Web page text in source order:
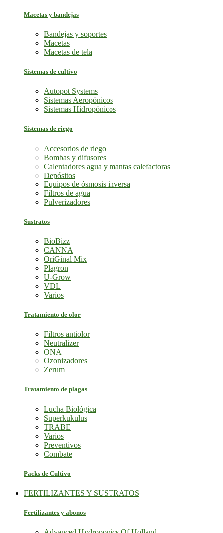
Macetas y bandejas
Bandejas y soportes
Macetas
Macetas de tela
Sistemas de cultivo
Autopot Systems
Sistemas Aeropónicos
Sistemas Hidropónicos
Sistemas de riego
Accesorios de riego
Bombas y difusores
Calentadores agua y mantas calefactoras
Depósitos
Equipos de ósmosis inversa
Filtros de agua
Pulverizadores
Sustratos
BioBizz
CANNA
OriGinal Mix
Plagron
U-Grow
VDL
Varios
Tratamiento de olor
Filtros antiolor
Neutralizer
ONA
Ozonizadores
Zerum
Tratamiento de plagas
Lucha Biológica
Superkukulus
TRABE
Varios
Preventivos
Combate
Packs de Cultivo
FERTILIZANTES Y SUSTRATOS
Fertilizantes y abonos